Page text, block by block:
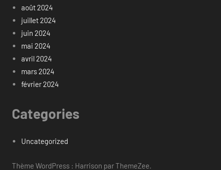
août 2024
juillet 2024
juin 2024
mai 2024
avril 2024
mars 2024
février 2024
Categories
Uncategorized
Thème WordPress : Harrison par ThemeZee.